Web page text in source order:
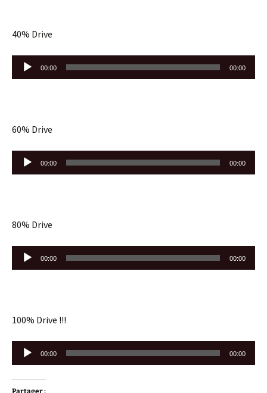
40% Drive
Lecteur
audio
00:00 00:00
60% Drive
Lecteur
audio
00:00 00:00
80% Drive
Lecteur
audio
00:00 00:00
100% Drive !!!
Lecteur
audio
00:00 00:00